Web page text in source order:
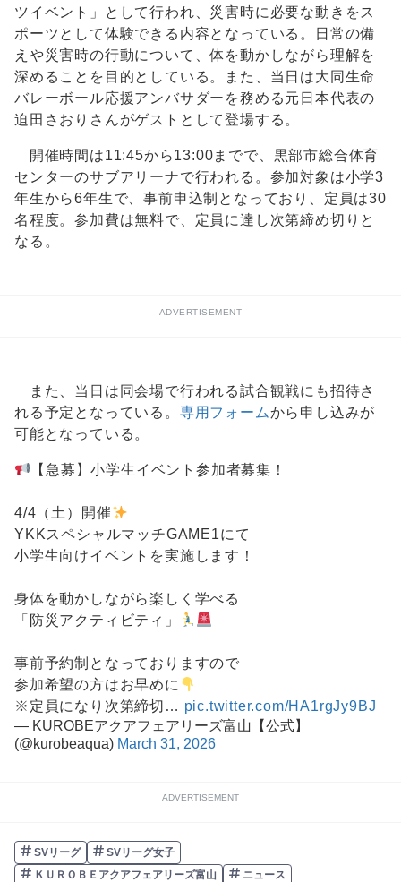
ツイベント」として行われ、災害時に必要な動きをス
ポーツとして体験できる内容となっている。日常の備
えや災害時の行動について、体を動かしながら理解を
深めることを目的としている。また、当日は大同生命
バレーボール応援アンバサダーを務める元日本代表の
迫田さおりさんがゲストとして登場する。
開催時間は11:45から13:00までで、黒部市総合体育
センターのサブアリーナで行われる。参加対象は小学3
年生から6年生で、事前申込制となっており、定員は30
名程度。参加費は無料で、定員に達し次第締め切りと
なる。
ADVERTISEMENT
また、当日は同会場で行われる試合観戦にも招待さ
れる予定となっている。 専用フォームから申し込みが
可能となっている。
【急募】小学生イベント参加者募集！
4/4（土）開催
YKKスペシャルマッチGAME1にて
小学生向けイベントを実施します！
身体を動かしながら楽しく学べる
「防災アクティビティ」
事前予約制となっておりますので
参加希望の方はお早めに
※定員になり次第締切… pic.twitter.com/HA1rgJy9BJ
— KUROBEアクアフェアリーズ富山【公式】
(@kurobeaqua) March 31, 2026
ADVERTISEMENT
SVリーグ
SVリーグ女子
ＫＵＲＯＢＥアクアフェアリーズ富山
ニュース